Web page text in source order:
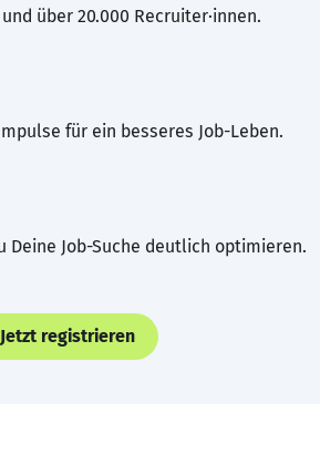
über 20.000 Recruiter·innen.
für ein besseres Job-Leben.
Deine Job-Suche deutlich optimieren.
Jetzt registrieren